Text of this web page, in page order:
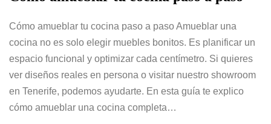
Cómo amueblar tu cocina paso a paso Amueblar una
cocina no es solo elegir muebles bonitos. Es planificar un
espacio funcional y optimizar cada centímetro. Si quieres
ver diseños reales en persona o visitar nuestro showroom
en Tenerife, podemos ayudarte. En esta guía te explico
cómo amueblar una cocina completa…